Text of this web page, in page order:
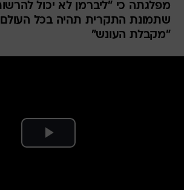
מפלגתה כי "ליברמן לא יכול
שתמונת התקרית תהיה בכל
"מקבלת העונש"